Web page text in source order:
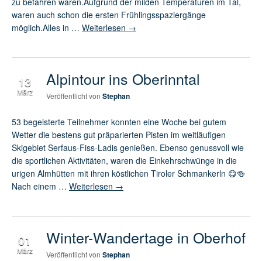
waren auch schon die ersten Frühlingsspaziergänge
möglich.Alles in … Weiterlesen →
13
März
Alpintour ins Oberinntal
Veröffentlicht von Stephan
53 begeisterte Teilnehmer konnten eine Woche bei gutem
Wetter die bestens gut präparierten Pisten im weitläufigen
Skigebiet Serfaus-Fiss-Ladis genießen. Ebenso genussvoll wie
die sportlichen Aktivitäten, waren die Einkehrschwünge in die
urigen Almhütten mit ihren köstlichen Tiroler Schmankerln 😋🍻
Nach einem … Weiterlesen →
01
März
Winter-Wandertage in Oberhof
Veröffentlicht von Stephan